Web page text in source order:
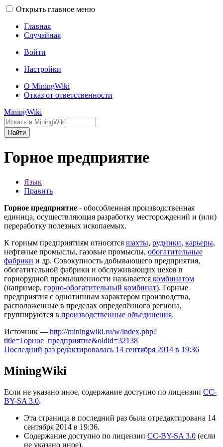
Открыть главное меню
Главная
Случайная
Войти
Настройки
О MiningWiki
Отказ от ответственности
MiningWiki
Найти
Горное предприятие
Язык
Править
Горное предприятие - обособленная производственная
единица, осуществляющая разработку месторождений и (или)
переработку полезных ископаемых.
К горным предприятиям относятся шахты, рудники, карьеры,
нефтяные промыслы, газовые промыслы, обогатительные
фабрики и др. Совокупность добывающего предприятия,
обогатительной фабрики и обслуживающих цехов в
горнорудной промышленности называется комбинатом
(например, горно-обогатительный комбинат). Горные
предприятия с однотипным характером производства,
расположенные в пределах определённого региона,
группируются в производственные объединения.
Источник — http://miningwiki.ru/w/index.php?
title=Горное_предприятие&oldid=32138
Последний раз редактировалась 14 сентября 2014 в 19:36
MiningWiki
Если не указано иное, содержание доступно по лицензии CC-
BY-SA 3.0.
Эта страница в последний раз была отредактирована 14
сентября 2014 в 19:36.
Содержание доступно по лицензии CC-BY-SA 3.0 (если
не указано иное).